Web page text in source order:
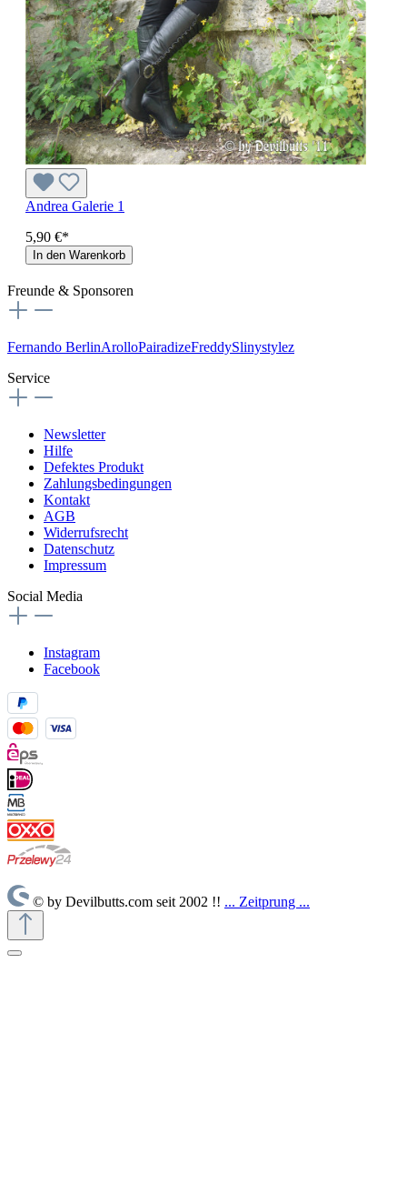
Andrea Galerie 1
5,90 €*
In den Warenkorb
Freunde & Sponsoren
Fernando BerlinArolloPairadizeFreddySlinystylez
Service
Newsletter
Hilfe
Defektes Produkt
Zahlungsbedingungen
Kontakt
AGB
Widerrufsrecht
Datenschutz
Impressum
Social Media
Instagram
Facebook
© by Devilbutts.com seit 2002 !! ... Zeitprung ...